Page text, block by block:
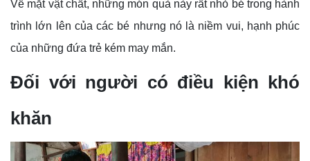
Về mặt vật chất, những món quà này rất nhỏ bé trong hành
trình lớn lên của các bé nhưng nó là niềm vui, hạnh phúc
của những đứa trẻ kém may mắn.
Đối với người có điều kiện khó
khăn